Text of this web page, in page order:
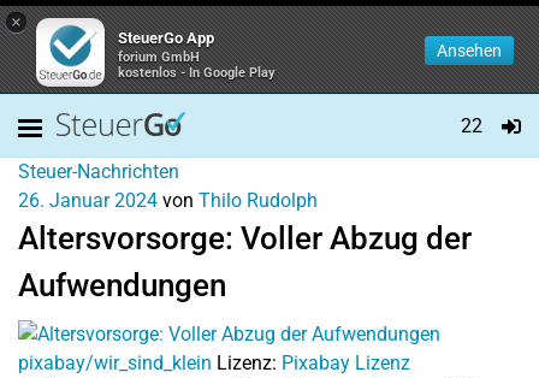
×
SteuerGo App
forium GmbH
kostenlos - In Google Play
Ansehen
22
Steuer-Nachrichten
26. Januar 2024 von Thilo Rudolph
Altersvorsorge: Voller Abzug der
Aufwendungen
pixabay/wir_sind_klein Lizenz: Pixabay Lizenz